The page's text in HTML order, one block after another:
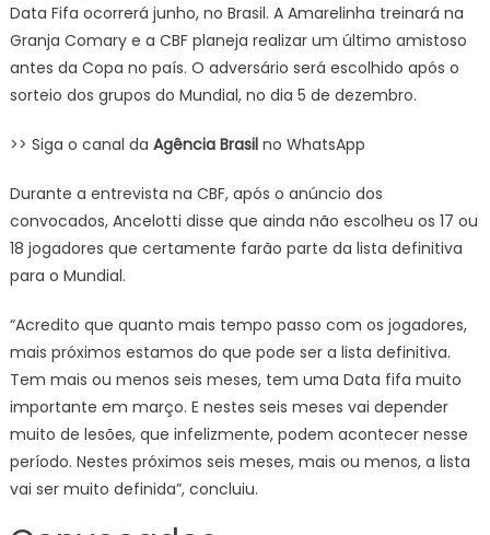
Data Fifa ocorrerá junho, no Brasil. A Amarelinha treinará na
Granja Comary e a CBF planeja realizar um último amistoso
antes da Copa no país. O adversário será escolhido após o
sorteio dos grupos do Mundial, no dia 5 de dezembro.
>> Siga o canal da Agência Brasil no WhatsApp
Durante a entrevista na CBF, após o anúncio dos
convocados, Ancelotti disse que ainda não escolheu os 17 ou
18 jogadores que certamente farão parte da lista definitiva
para o Mundial.
“Acredito que quanto mais tempo passo com os jogadores,
mais próximos estamos do que pode ser a lista definitiva.
Tem mais ou menos seis meses, tem uma Data fifa muito
importante em março. E nestes seis meses vai depender
muito de lesões, que infelizmente, podem acontecer nesse
período. Nestes próximos seis meses, mais ou menos, a lista
vai ser muito definida”, concluiu.